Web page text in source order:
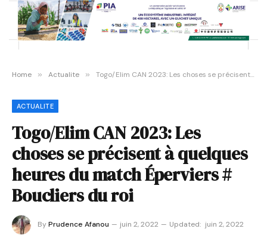
Home » Actualite » Togo/Elim CAN 2023: Les choses se précisent à quelques heures du match Éperviers # Boucliers du roi
ACTUALITE
Togo/Elim CAN 2023: Les
choses se précisent à quelques
heures du match Éperviers #
Boucliers du roi
ByPrudence Afanou juin 2, 2022 Updated: juin 2, 2022